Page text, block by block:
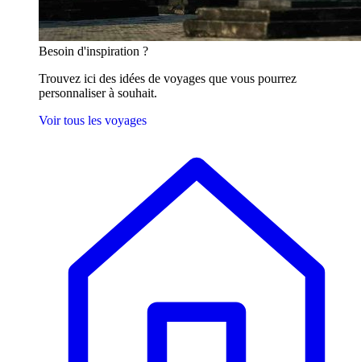
Besoin d'inspiration ?
Trouvez ici des idées de voyages que vous pourrez
personnaliser à souhait.
Voir tous les voyages